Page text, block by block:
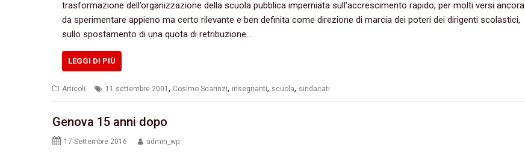
trasformazione dell’organizzazione della scuola pubblica imperniata sull’accrescimento rapido,‭ ‬per molti versi ancora
da sperimentare appieno ma certo rilevante e ben definita come direzione di marcia dei poteri dei dirigenti scolastici,‭
‬sullo spostamento di una quota di retribuzione…
LEGGI DI PIÙ
Articoli 11 settembre 2001 , Cosimo Scarinzi, insegnanti, scuola, sindacati
Genova 15 anni dopo
17 Settembre 2016 admin_wp